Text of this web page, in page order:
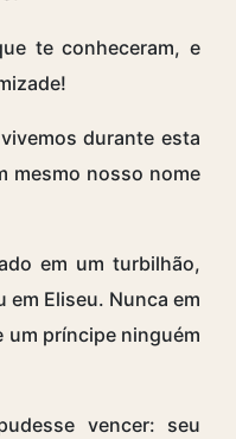
te conheceram, e
durante esta
mesmo nosso nome
em um turbilhão,
em Eliseu. Nunca em
um príncipe ninguém
vencer: seu